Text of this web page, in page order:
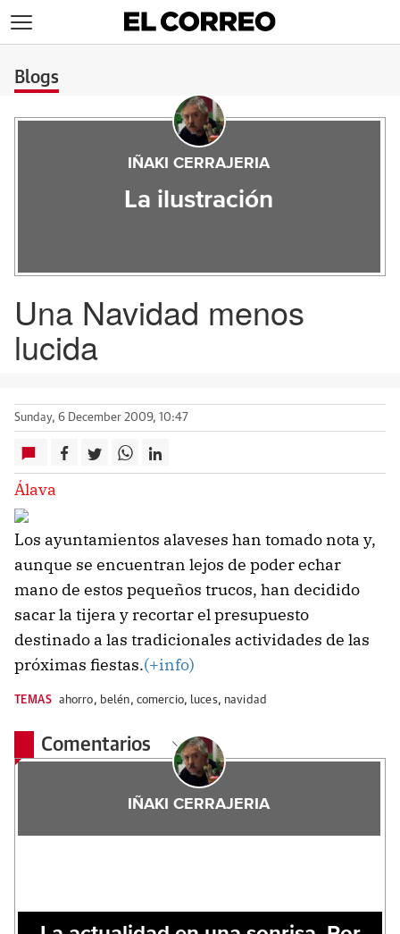
Blogs
IÑAKI CERRAJERIA
La ilustración
Una Navidad menos
lucida
Sunday, 6 December 2009, 10:47
Álava
Los ayuntamientos alaveses han tomado nota y,
aunque se encuentran lejos de poder echar
mano de estos pequeños trucos, han decidido
sacar la tijera y recortar el presupuesto
destinado a las tradicionales actividades de las
próximas fiestas.(+info)
TEMAS ahorro, belén, comercio, luces, navidad
Comentarios
IÑAKI CERRAJERIA